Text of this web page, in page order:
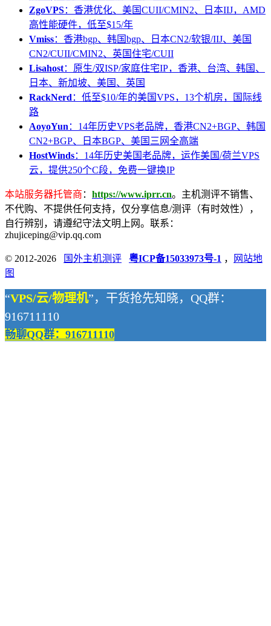
ZgoVPS：香港优化、美国CUII/CMIN2、日本IIJ，AMD
高性能硬件，低至$15/年
Vmiss：香港bgp、韩国bgp、日本CN2/软银/IIJ、美国
CN2/CUII/CMIN2、英国住宅/CUII
Lisahost：原生/双ISP/家庭住宅IP，香港、台湾、韩国、
日本、新加坡、美国、英国
RackNerd ：低至$10/年的美国VPS，13个机房，国际线
路
AoyoYun ：14年历史VPS老品牌，香港CN2+BGP、韩国
CN2+BGP、日本BGP、美国三网全高端
HostWinds：14年历史美国老品牌，运作美国/荷兰VPS
云，提供250个C段，免费一键换IP
本站服务器托管商 ： https://www.iprr.cn。主机测评不销售、
不代购、不提供任何支持，仅分享信息/测评（有时效性），
自行辨别，请遵纪守法文明上网。联系：
zhujiceping@vip.qq.com
© 2012-2026 国外主机测评 粤ICP备15033973号-1 ，
网站地
图
“VPS/云/物理机”，干货抢先知晓，QQ群：
916711110
畅聊QQ群：916711110